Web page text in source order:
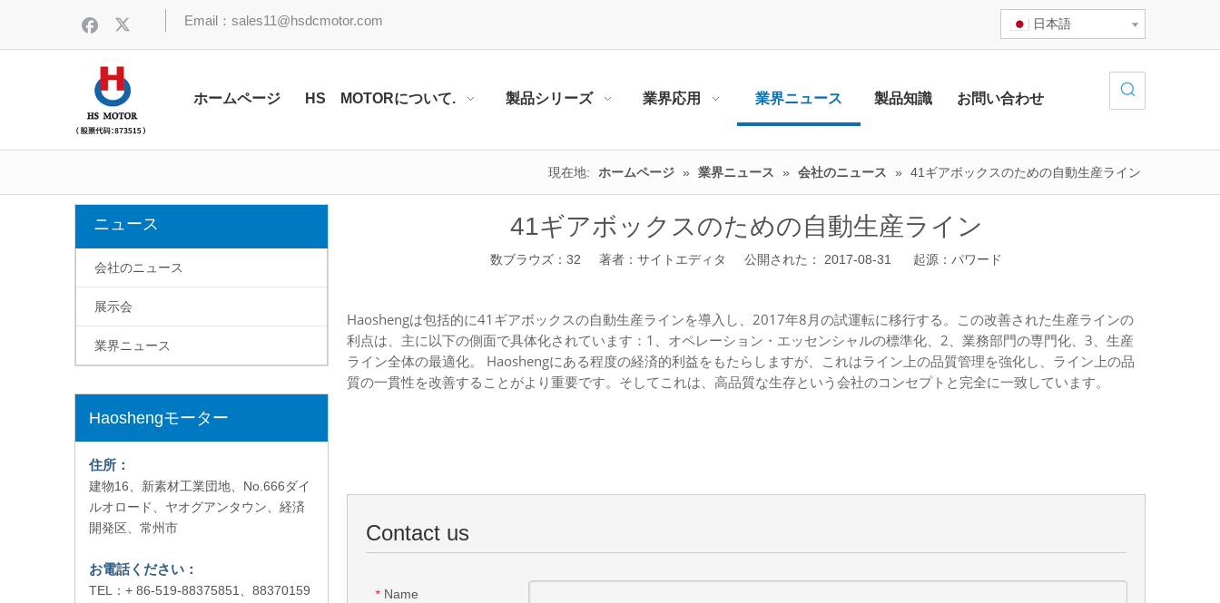
Email：sales11@hsdcmotor.com 日本語
ホームページ HS MOTORについて. 製品シリーズ 業界応用 業界ニュース 製品知識 お問い合わせ
現在地: ホームページ » 業界ニュース » 会社のニュース » 41ギアボックスのための自動生産ライン
ニュース
会社のニュース
展示会
業界ニュース
Haoshengモーター
住所：
建物16、新素材工業団地、No.666ダイ
ルオロード、ヤオグアンタウン、経済
開発区、常州市
お電話ください：
TEL：+ 86-519-88375851、88370159
41ギアボックスのための自動生産ライン
数ブラウズ： 32 著者：サイトエディタ 公開された： 2017-08-31 起源： パワード
Haoshengは包括的に41ギアボックスの自動生産ラインを導入し、2017年8月の試運転に移行する。 この改善された生産ラインの
利点は、主に以下の側面で具体化されています：1、オペレーション・エッセンシャルの標準化、2、業務部門の専門化、3、生産
ライン全体の最適化。 Haoshengにある程度の経済的利益をもたらしますが、これはライン上の品質管理を強化し、ライン上の品
質の一貫性を改善することがより重要です。そしてこれは、高品質な生存という会社のコンセプトと完全に一致しています。
Contact us
* Name